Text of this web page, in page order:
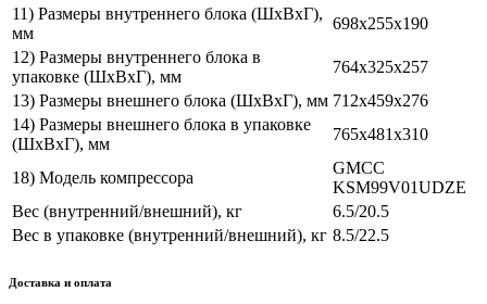
11) Размеры внутреннего блока (ШхВхГ),
мм
698х255х190
12) Размеры внутреннего блока в
упаковке (ШхВхГ), мм
764х325х257
13) Размеры внешнего блока (ШхВхГ), мм 712х459х276
14) Размеры внешнего блока в упаковке
(ШхВхГ), мм
765х481х310
18) Модель компрессора
GMCC
KSM99V01UDZE
Вес (внутренний/внешний), кг
6.5/20.5
Вес в упаковке (внутренний/внешний), кг 8.5/22.5
Доставка и оплата